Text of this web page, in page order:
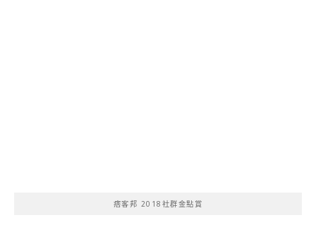
痞客邦 2018社群金點賞